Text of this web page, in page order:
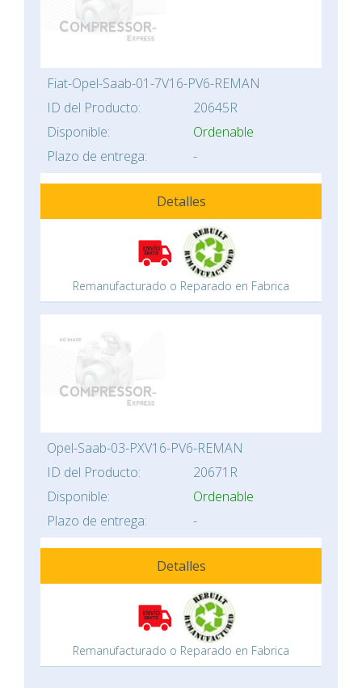
Fiat-Opel-Saab-01-7V16-PV6-REMAN
ID del Producto:
20645R
Disponible:
Ordenable
Plazo de entrega:
-
Detalles
Remanufacturado o Reparado en Fabrica
Opel-Saab-03-PXV16-PV6-REMAN
ID del Producto:
20671R
Disponible:
Ordenable
Plazo de entrega:
-
Detalles
Remanufacturado o Reparado en Fabrica